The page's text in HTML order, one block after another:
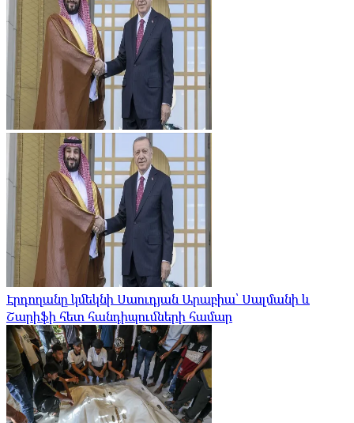
Էրդողանը կմեկնի Սաուդյան Արաբիա՝ Սալմանի և
Շարիֆի հետ հանդիպումների համար